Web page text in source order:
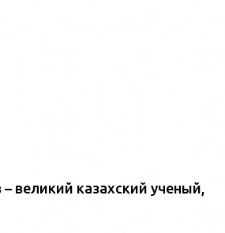
великий казахский ученый,